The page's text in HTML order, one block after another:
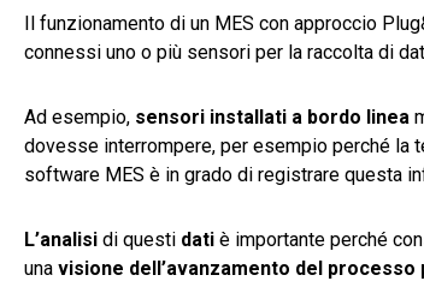
Il funzionamento di un MES con approccio
connessi uno o più sensori per la raccolta di
Ad esempio, sensori installati a bordo linea
dovesse interrompere, per esempio perché la
software MES è in grado di registrare questa
L’analisi di questi dati è importante perché
una visione dell’avanzamento del